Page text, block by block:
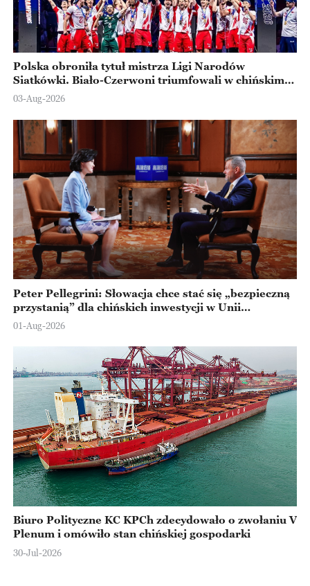
Polska obroniła tytuł mistrza Ligi Narodów
Siatkówki. Biało-Czerwoni triumfowali w chińskim
Ningbo
03-Aug-2026
Peter Pellegrini: Słowacja chce stać się „bezpieczną
przystanią” dla chińskich inwestycji w Unii
Europejskiej
01-Aug-2026
Biuro Polityczne KC KPCh zdecydowało o zwołaniu V
Plenum i omówiło stan chińskiej gospodarki
30-Jul-2026